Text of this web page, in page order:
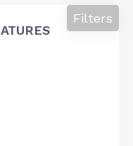
Filters